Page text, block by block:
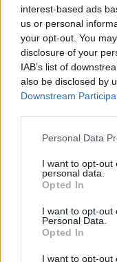
interest-based ads
us or personal
your opt-out. You
disclosure of your
IAB’s list of
also be disclosed by
Downstream
Please note that this
not limited to your
grant or deny
use your data for
consent section.
Personal Data
I want to opt-out
personal data.
Opted In
I want to opt-out
Personal Data.
Opted In
I want to opt-out
PMI
0,2% σε
ουσιαστική
Πρόσθεσε ότι οι
θα μπορούσαν να
για την